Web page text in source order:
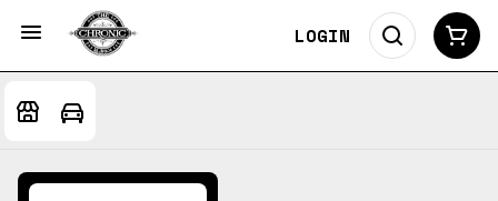
LOGIN